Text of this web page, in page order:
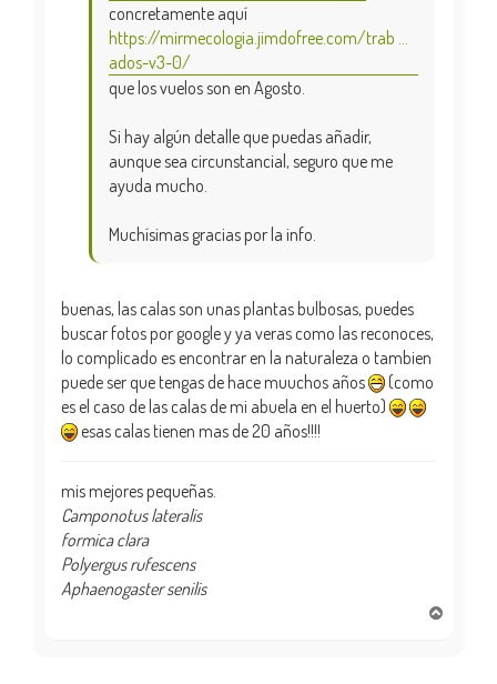
concretamente aquí
https://mirmecologia.jimdofree.com/trab ...
ados-v3-0/
que los vuelos son en Agosto.
Si hay algún detalle que puedas añadir,
aunque sea circunstancial, seguro que me
ayuda mucho.
Muchísimas gracias por la info.
buenas, las calas son unas plantas bulbosas, puedes
buscar fotos por google y ya veras como las reconoces,
lo complicado es encontrar en la naturaleza o tambien
puede ser que tengas de hace muuchos años
(como
es el caso de las calas de mi abuela en el huerto)
esas calas tienen mas de 20 años!!!!
mis mejores pequeñas.
Camponotus lateralis
formica clara
Polyergus rufescens
Aphaenogaster senilis